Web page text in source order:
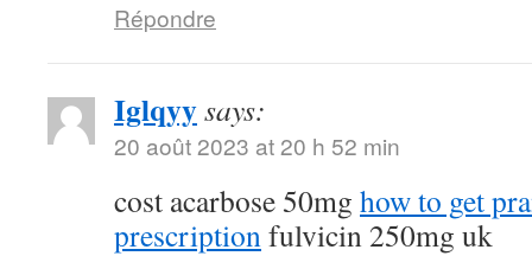
Répondre
Iglqyysays:
20 août 2023 at 20 h 52 min
cost acarbose 50mg how to get
prescriptionfulvicin 250mg uk